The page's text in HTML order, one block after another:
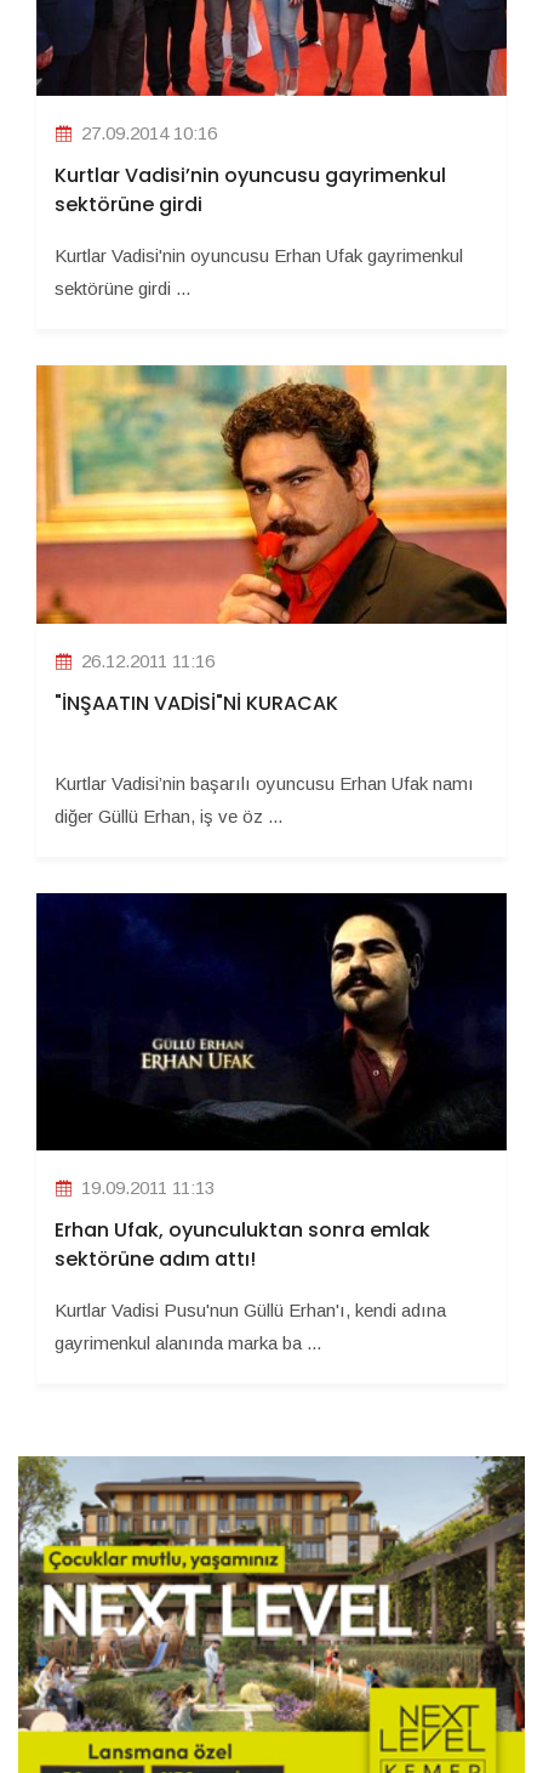
27.09.2014 10:16
Kurtlar Vadisi’nin oyuncusu gayrimenkul
sektörüne girdi
Kurtlar Vadisi'nin oyuncusu Erhan Ufak gayrimenkul
sektörüne girdi ...
26.12.2011 11:16
"İNŞAATIN VADİSİ"Nİ KURACAK
Kurtlar Vadisi’nin başarılı oyuncusu Erhan Ufak namı
diğer Güllü Erhan, iş ve öz ...
19.09.2011 11:13
Erhan Ufak, oyunculuktan sonra emlak
sektörüne adım attı!
Kurtlar Vadisi Pusu'nun Güllü Erhan'ı, kendi adına
gayrimenkul alanında marka ba ...